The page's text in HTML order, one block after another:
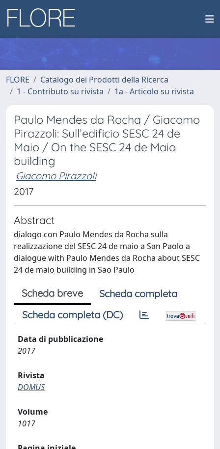
FLORE
Catalogo dei Prodotti della Ricerca
1 - Contributo su rivista
1a - Articolo su rivista
Paulo Mendes da Rocha / Giacomo
Pirazzoli: Sull’edificio SESC 24 de
Maio / On the SESC 24 de Maio
building
Giacomo Pirazzoli
2017
Abstract
dialogo con Paulo Mendes da Rocha sulla
realizzazione del SESC 24 de maio a San Paolo a
dialogue with Paulo Mendes da Rocha about SESC
24 de maio building in Sao Paulo
Scheda breve
Scheda completa
Scheda completa (DC)
Data di pubblicazione
2017
Rivista
DOMUS
Volume
1017